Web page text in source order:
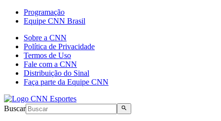
Programação
Equipe CNN Brasil
Sobre a CNN
Política de Privacidade
Termos de Uso
Fale com a CNN
Distribuição do Sinal
Faça parte da Equipe CNN
Buscar